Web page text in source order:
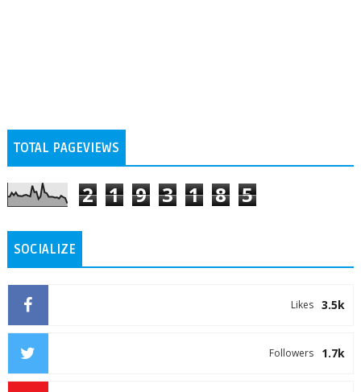
TOTAL PAGEVIEWS
2 1 9 3 1 8 5
SOCIALIZE
3.5k
Likes
1.7k
Followers